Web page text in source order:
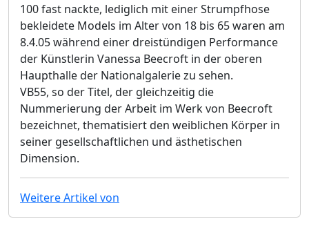
100 fast nackte, lediglich mit einer Strumpfhose
bekleidete Models im Alter von 18 bis 65 waren am
8.4.05 während einer dreistündigen Performance
der Künstlerin Vanessa Beecroft in der oberen
Haupthalle der Nationalgalerie zu sehen.
VB55, so der Titel, der gleichzeitig die
Nummerierung der Arbeit im Werk von Beecroft
bezeichnet, thematisiert den weiblichen Körper in
seiner gesellschaftlichen und ästhetischen
Dimension.
Weitere Artikel von